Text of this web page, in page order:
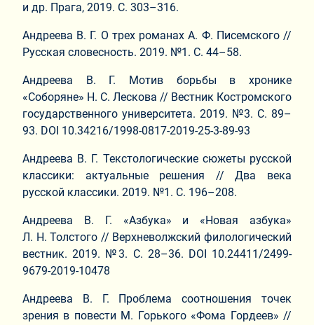
и др. Прага, 2019. С. 303–316.
Андреева В. Г. О трех романах А. Ф. Писемского //
Русская словесность. 2019. №1. С. 44–58.
Андреева В. Г. Мотив борьбы в хронике
«Соборяне» Н. С. Лескова // Вестник Костромского
государственного университета. 2019. №3. С. 89–
93. DOI 10.34216/1998-0817-2019-25-3-89-93
Андреева В. Г. Текстологические сюжеты русской
классики: актуальные решения // Два века
русской классики. 2019. №1. С. 196–208.
Андреева В. Г. «Азбука» и «Новая азбука»
Л. Н. Толстого // Верхневолжский филологический
вестник. 2019. №3. С. 28–36. DOI 10.24411/2499-
9679-2019-10478
Андреева В. Г. Проблема соотношения точек
зрения в повести М. Горького «Фома Гордеев» //